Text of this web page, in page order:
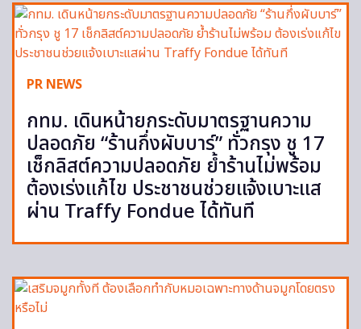
PR NEWS
กทม. เดินหน้ายกระดับมาตรฐานความ
ปลอดภัย “ร้านกึ่งผับบาร์” ทั่วกรุง ชู 17
เช็กลิสต์ความปลอดภัย ย้ำร้านไม่พร้อม
ต้องเร่งแก้ไข ประชาชนช่วยแจ้งเบาะแส
ผ่าน Traffy Fondue ได้ทันที